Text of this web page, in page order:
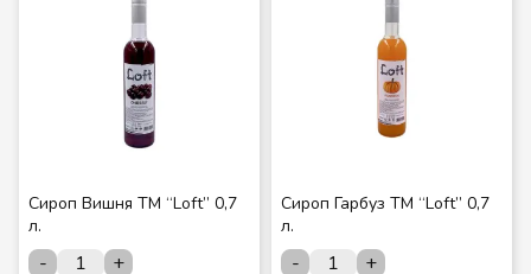
Сироп Вишня ТМ “Loft” 0,7
л.
-
+
Сироп Гарбуз ТМ “Loft” 0,7
л.
-
+